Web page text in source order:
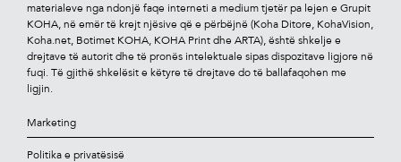
materialeve nga ndonjë faqe interneti a medium tjetër pa lejen e Grupit
KOHA, në emër të krejt njësive që e përbëjnë (Koha Ditore, KohaVision,
Koha.net, Botimet KOHA, KOHA Print dhe ARTA), është shkelje e
drejtave të autorit dhe të pronës intelektuale sipas dispozitave ligjore në
fuqi. Të gjithë shkelësit e këtyre të drejtave do të ballafaqohen me
ligjin.
Marketing
Politika e privatësisë